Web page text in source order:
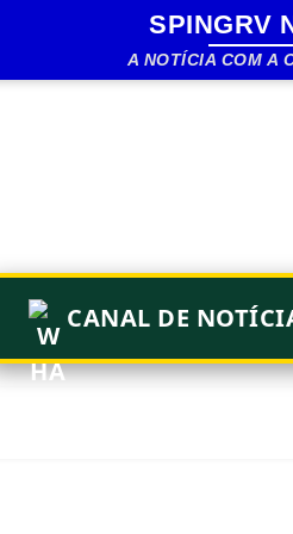
Pular para o
SPINGRV
A NOTÍCIA COM A
CANAL DE